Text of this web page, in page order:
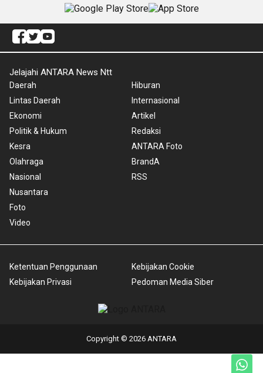
Jelajahi ANTARA News Ntt
Daerah
Lintas Daerah
Ekonomi
Politik & Hukum
Kesra
Olahraga
Nasional
Nusantara
Foto
Video
Hiburan
Internasional
Artikel
Redaksi
ANTARA Foto
BrandA
RSS
Ketentuan Penggunaan
Kebijakan Privasi
Kebijakan Cookie
Pedoman Media Siber
Copyright © 2026 ANTARA